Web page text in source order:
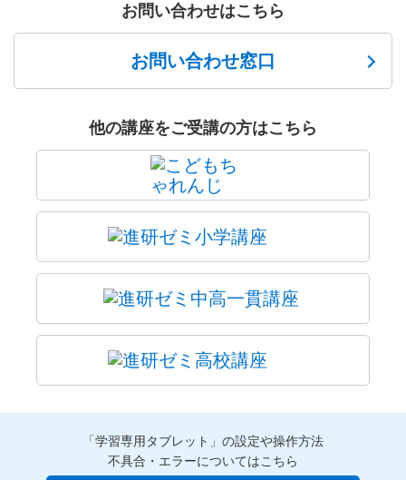
お問い合わせはこちら
お問い合わせ窓口
他の講座をご受講の方はこちら
「学習専用タブレット」の設定や操作方法
不具合・エラーについてはこちら